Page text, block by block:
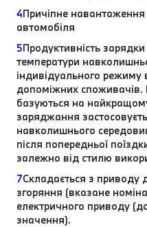
4Причіпне навантаження
автомобіля
5Продуктивність
температури
індивідуального режиму
допоміжних споживачів.
базуються на
заряджання
навколишнього
після попередньої
залежно від стилю
7Складається з приводу
згоряння (вказане
електричного приводу
значення).